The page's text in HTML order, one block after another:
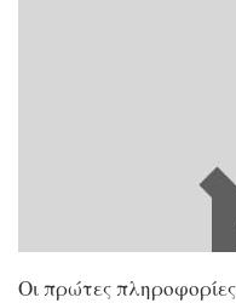
Οι πρώτες